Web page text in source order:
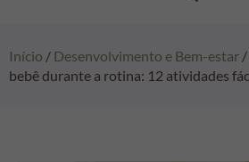
Início / Desenvolvimento e Bem-estar
bebê durante a rotina: 12 atividades